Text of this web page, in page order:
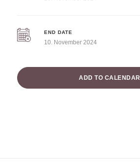
END DATE
10. November 2024
ADD TO CALENDAR